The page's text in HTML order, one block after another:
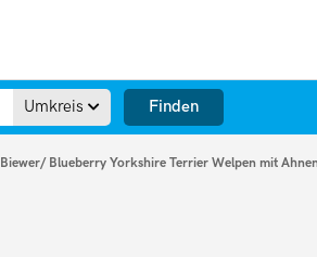
Umkreis Finden
Biewer/ Blueberry Yorkshire Terrier Welpen mit